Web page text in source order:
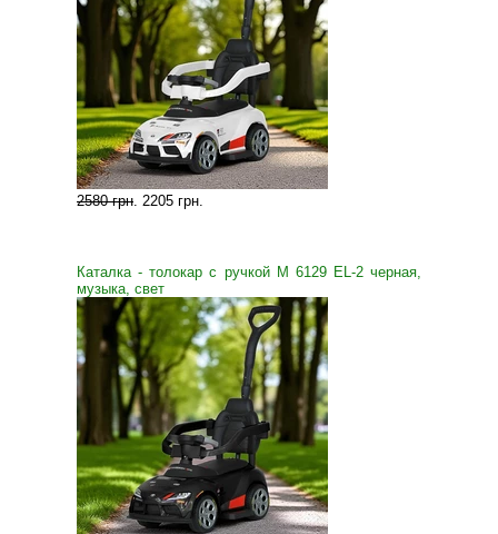
2580 грн. 2205 грн.
Каталка - толокар с ручкой M 6129 EL-2 черная,
музыка, свет